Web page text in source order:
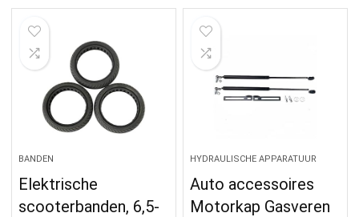
BANDEN
Elektrische
scooterbanden, 6,5-
HYDRAULISCHE APPARATUUR
Auto accessoires
Motorkap Gasveren